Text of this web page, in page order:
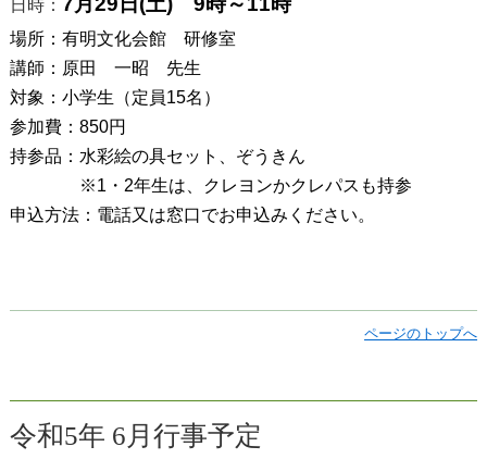
日時：
場所：有明文化会館 研修室
講師：原田 一昭 先生
対象：小学生（定員15名）
参加費：850円
持参品：水彩絵の具セット、ぞうきん
※1・2年生は、クレヨンかクレパスも持参
申込方法：電話又は窓口でお申込みください。
ページのトップへ
令和5年 6月行事予定